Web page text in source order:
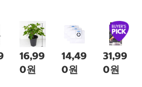
16,99
0원
14,49
0원
31,99
0원